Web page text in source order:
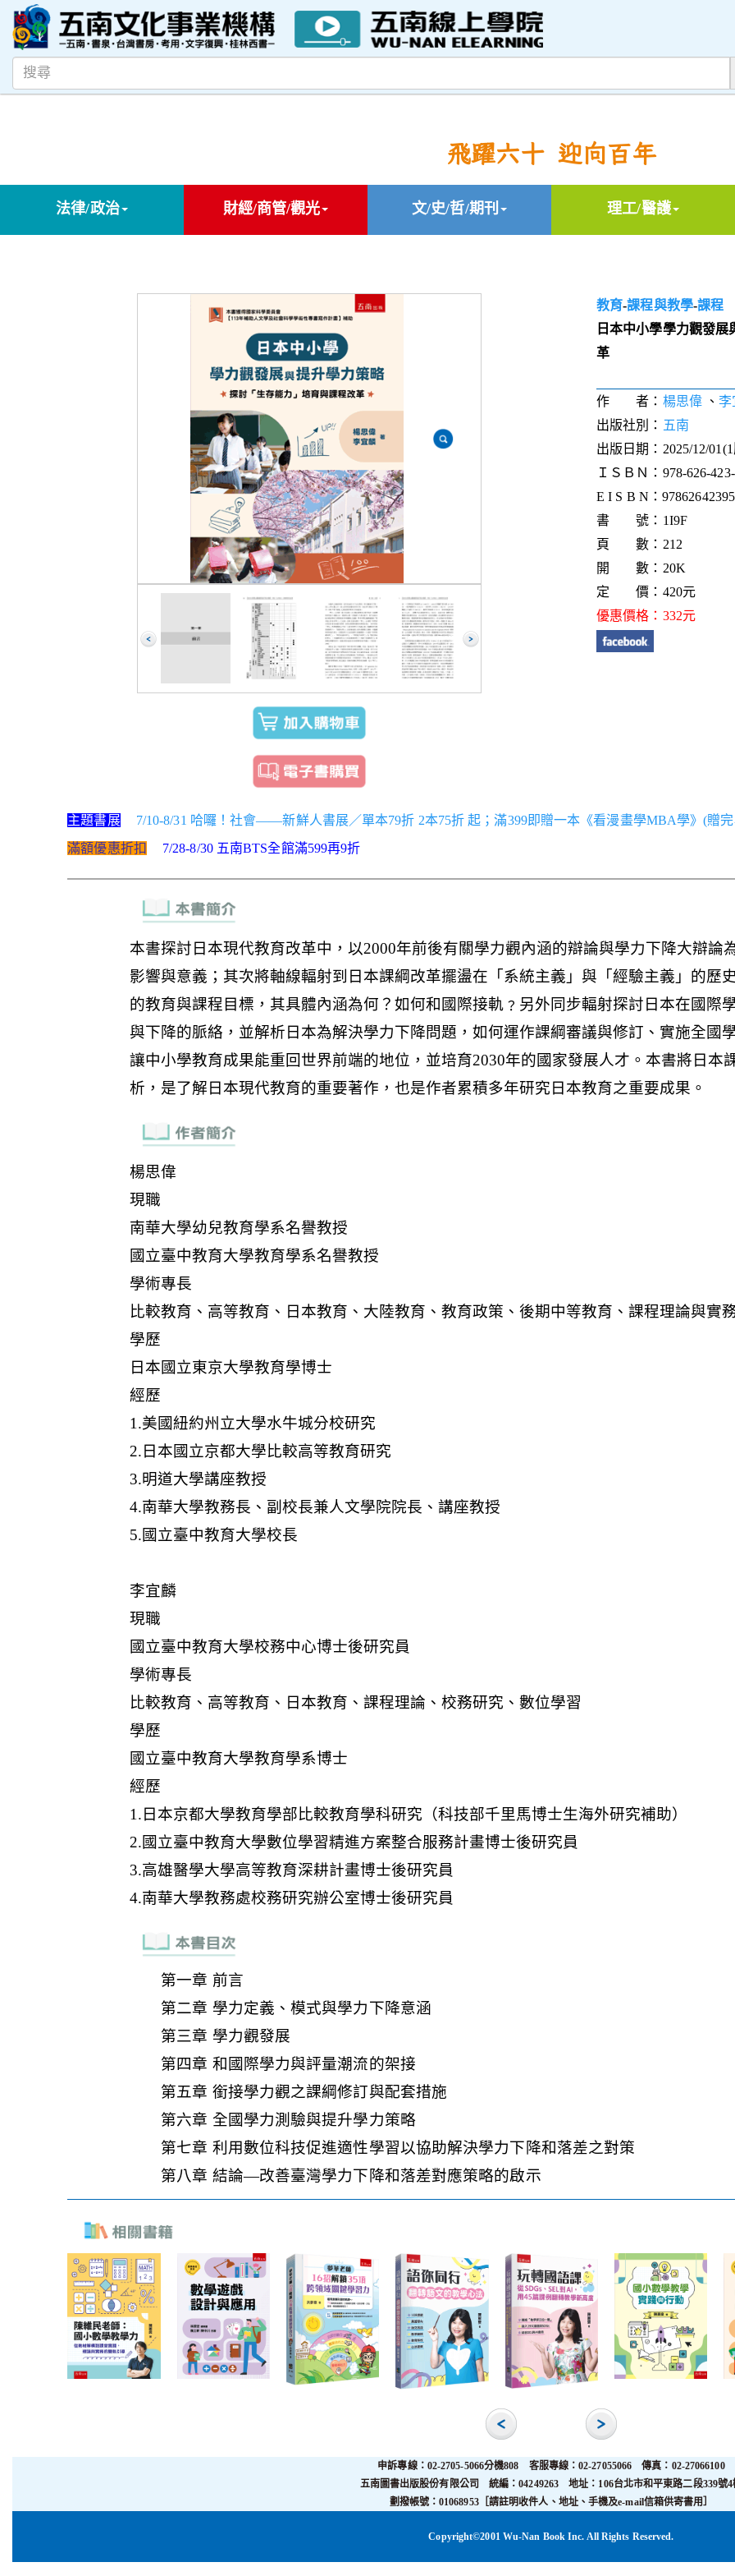
飛躍六十 迎向百年
法律/政治 財經/商管/觀光 文/史/哲/期刊 理工/醫護
教育-課程與教學-課程
日本中小學學力觀發
革
作 者： 楊思偉、李
出版社別： 五南
出版日期：2025/12/
ＩＳＢＮ：978-626-
E I S B N：
書 號：1I9F
頁 數：212
開 數：20K
定 價：420元
優惠價格：332元
主題書展
7/10-8/31 哈囉！社會——新鮮人書展／單本79折 2本75折 起；滿399即贈一本《看漫畫學MBA學》(贈
滿額優惠折扣
7/28-8/30 五南BTS全館滿599再9折
第一章 前言
第二章 學力定義、模式與學力下降意涵
第三章 學力觀發展
第四章 和國際學力與評量潮流的架接
第五章 銜接學力觀之課綱修訂與配套措施
第六章 全國學力測驗與提升學力策略
第七章 利用數位科技促進適性學習以協助解決學力下降和落差之對策
第八章 結論—改善臺灣學力下降和落差對應策略的啟示
申訴專線：02-2705-5066分機808 客服專線：02-27055066 傳真：02-27066100
五南圖書出版股份有限公司 統編：04249263 地址：106台北市和平東路二段339號4
劃撥帳號：01068953［請註明收件人、地址、手機及e-mail信箱供寄書用］
Copyright©2001 Wu-Nan Book Inc. All Rights Reserved.